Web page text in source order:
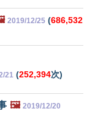
2019/12/25 (686,532
21 (252,394次)
🖼️ 2019/12/20